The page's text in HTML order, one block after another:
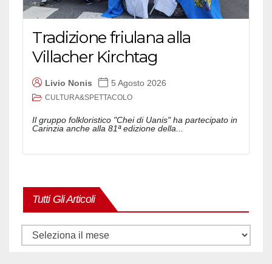
Tradizione friulana alla
Villacher Kirchtag
Livio Nonis 5 Agosto 2026
CULTURA&SPETTACOLO
Il gruppo folkloristico "Chei di Uanis" ha partecipato in
Carinzia anche alla 81ª edizione della...
Tutti Gli Articoli
Tutti